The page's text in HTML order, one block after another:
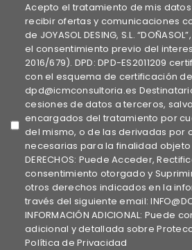
Acepto el tratamiento de mis
recibir ofertas y comunicaciones
de JOYASOL DESING, S.L.
el consentimiento previo del
2016/679). DPD: DPD-ES2011209
con el esquema de certificación de
dpd@icmconsultoria.es
cesiones de datos a terceros,
encargados del tratamiento por
del mismo, o de las derivadas por
necesarias para la finalidad
DERECHOS: Puede Acceder,
consentimiento otorgado y
otros derechos indicados en la
través del siguiente email:
INFORMACIÓN ADICIONAL: Puede
adicional y detallada sobre
Política de Privacidad